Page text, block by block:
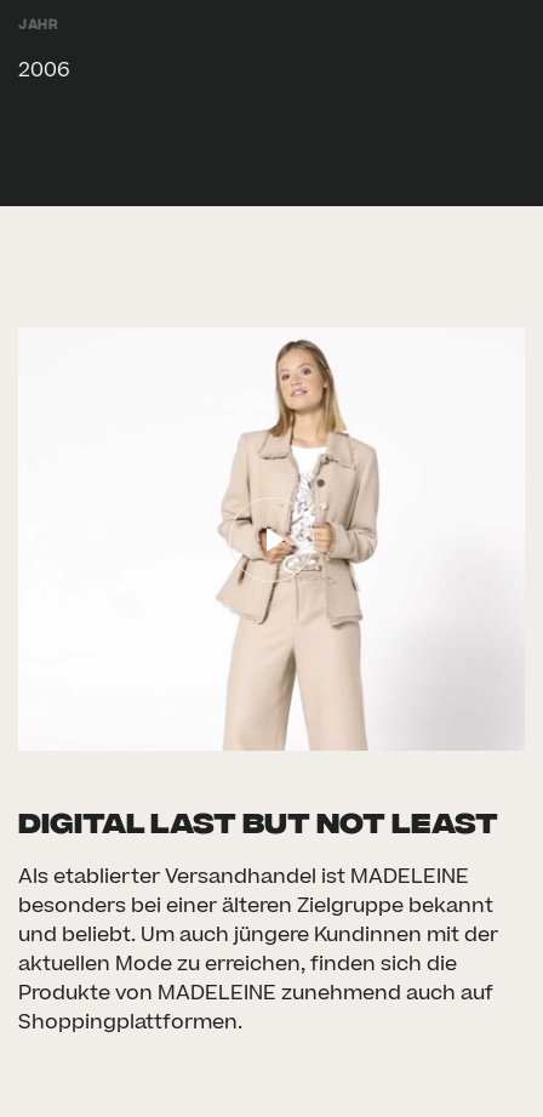
Jahr
2006
Digital last but not least
Als etablierter Versandhandel ist MADELEINE
besonders bei einer älteren Zielgruppe bekannt
und beliebt. Um auch jüngere Kundinnen mit der
aktuellen Mode zu erreichen, finden sich die
Produkte von MADELEINE zunehmend auch auf
Shoppingplattformen.